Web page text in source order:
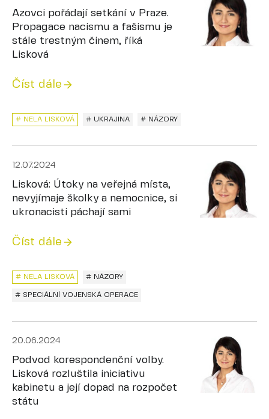
Azovci pořádají setkání v Praze.
Propagace nacismu a fašismu je
stále trestným činem, říká
Lisková
Číst dále
# UKRAJINA
# NELA LISKOVÁ # NÁZORY
12.07.2024
Lisková: Útoky na veřejná místa,
nevyjímaje školky a nemocnice, si
ukronacisti páchají sami
Číst dále
# NÁZORY
# SPECIÁLNÍ VOJENSKÁ OPERACE
# NELA LISKOVÁ
20.06.2024
Podvod korespondenční volby.
Lisková rozluštila iniciativu
kabinetu a její dopad na rozpočet
státu